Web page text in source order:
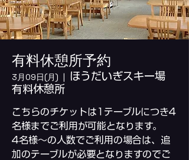
有料休憩所予約
3月09日(月)
  |
ほうだいぎスキー場
有料休憩所
こちらのチケットは1テーブルにつき4
名様までご利用が可能となります。
4名様～の人数でご利用の場合は、追
加のテーブルが必要となりますのでご